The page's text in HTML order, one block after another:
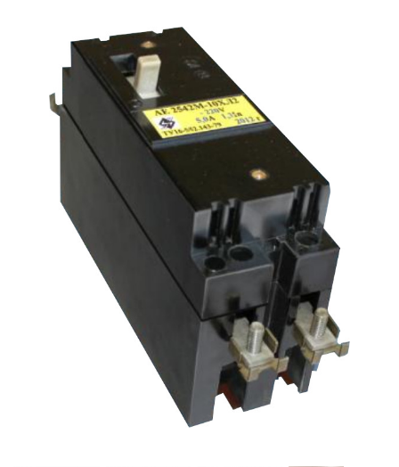
Стремянки с
Стремянки с
опорой
Ширмы
РЗА (шторы)
Штендеры
Щиты
диэлектрические